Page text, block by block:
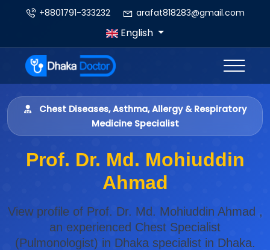
+8801791-333232 arafat818283@gmail.com
English
Chest Diseases, Asthma, Allergy & Respiratory
Medicine Specialist
Prof. Dr. Md. Mohiuddin
Ahmad
View profile of Prof. Dr. Md. Mohiuddin Ahmad ,
an experienced Chest Specialist
(Pulmonologist) in Dhaka specialist in Dhaka.